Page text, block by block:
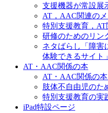
支援機器が常設展
AT，AAC関連の
特別支援教育，
研修のためのリン
ネタばらし「障害
体験できるサイト
AT・AAC関係の本
AT・AAC関係の本
肢体不自由児のた
特別支援教育の実
iPad特設ページ